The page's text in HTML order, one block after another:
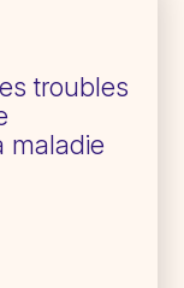
troubles
maladie